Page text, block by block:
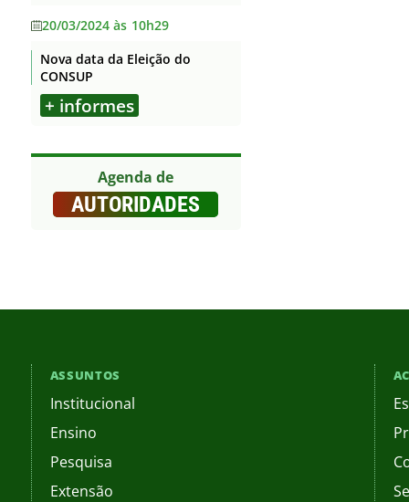
Lei Geral de Proteção de Dados
Flexibilização de Jornada de
Trabalho TAE
Outros
20/03/2024 às 10h29
Nova data da Eleição do
CONSUP
+ informes
Agenda de
AUTORIDADES
ASSUNTOS
Institucional
Ensino
Pesquisa
Extensão